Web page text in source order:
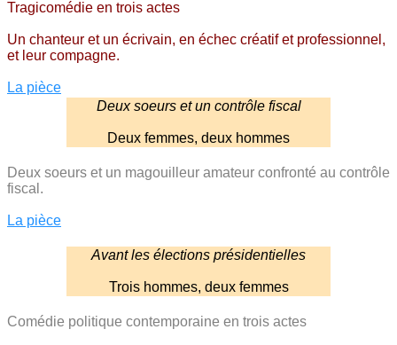
Tragicomédie en trois actes
Un chanteur et un écrivain, en échec créatif et professionnel,
et leur compagne.
La pièce
Deux soeurs et un contrôle fiscal
Deux femmes, deux hommes
Deux soeurs et un magouilleur amateur confronté au contrôle
fiscal.
La pièce
Avant les élections présidentielles
Trois hommes, deux femmes
Comédie politique contemporaine en trois actes